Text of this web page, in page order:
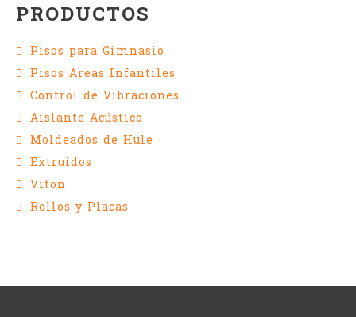
PRODUCTOS
Pisos para Gimnasio
Pisos Areas Infantiles
Control de Vibraciones
Aislante Acústico
Moldeados de Hule
Extruidos
Viton
Rollos y Placas